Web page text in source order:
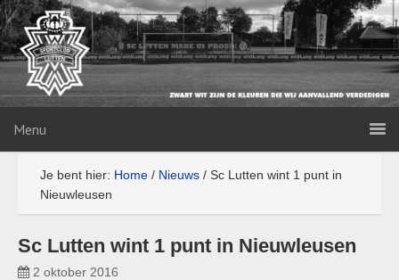
Menu
Je bent hier: Home / Nieuws / Sc Lutten wint 1 punt in
Nieuwleusen
Sc Lutten wint 1 punt in Nieuwleusen
2 oktober 2016